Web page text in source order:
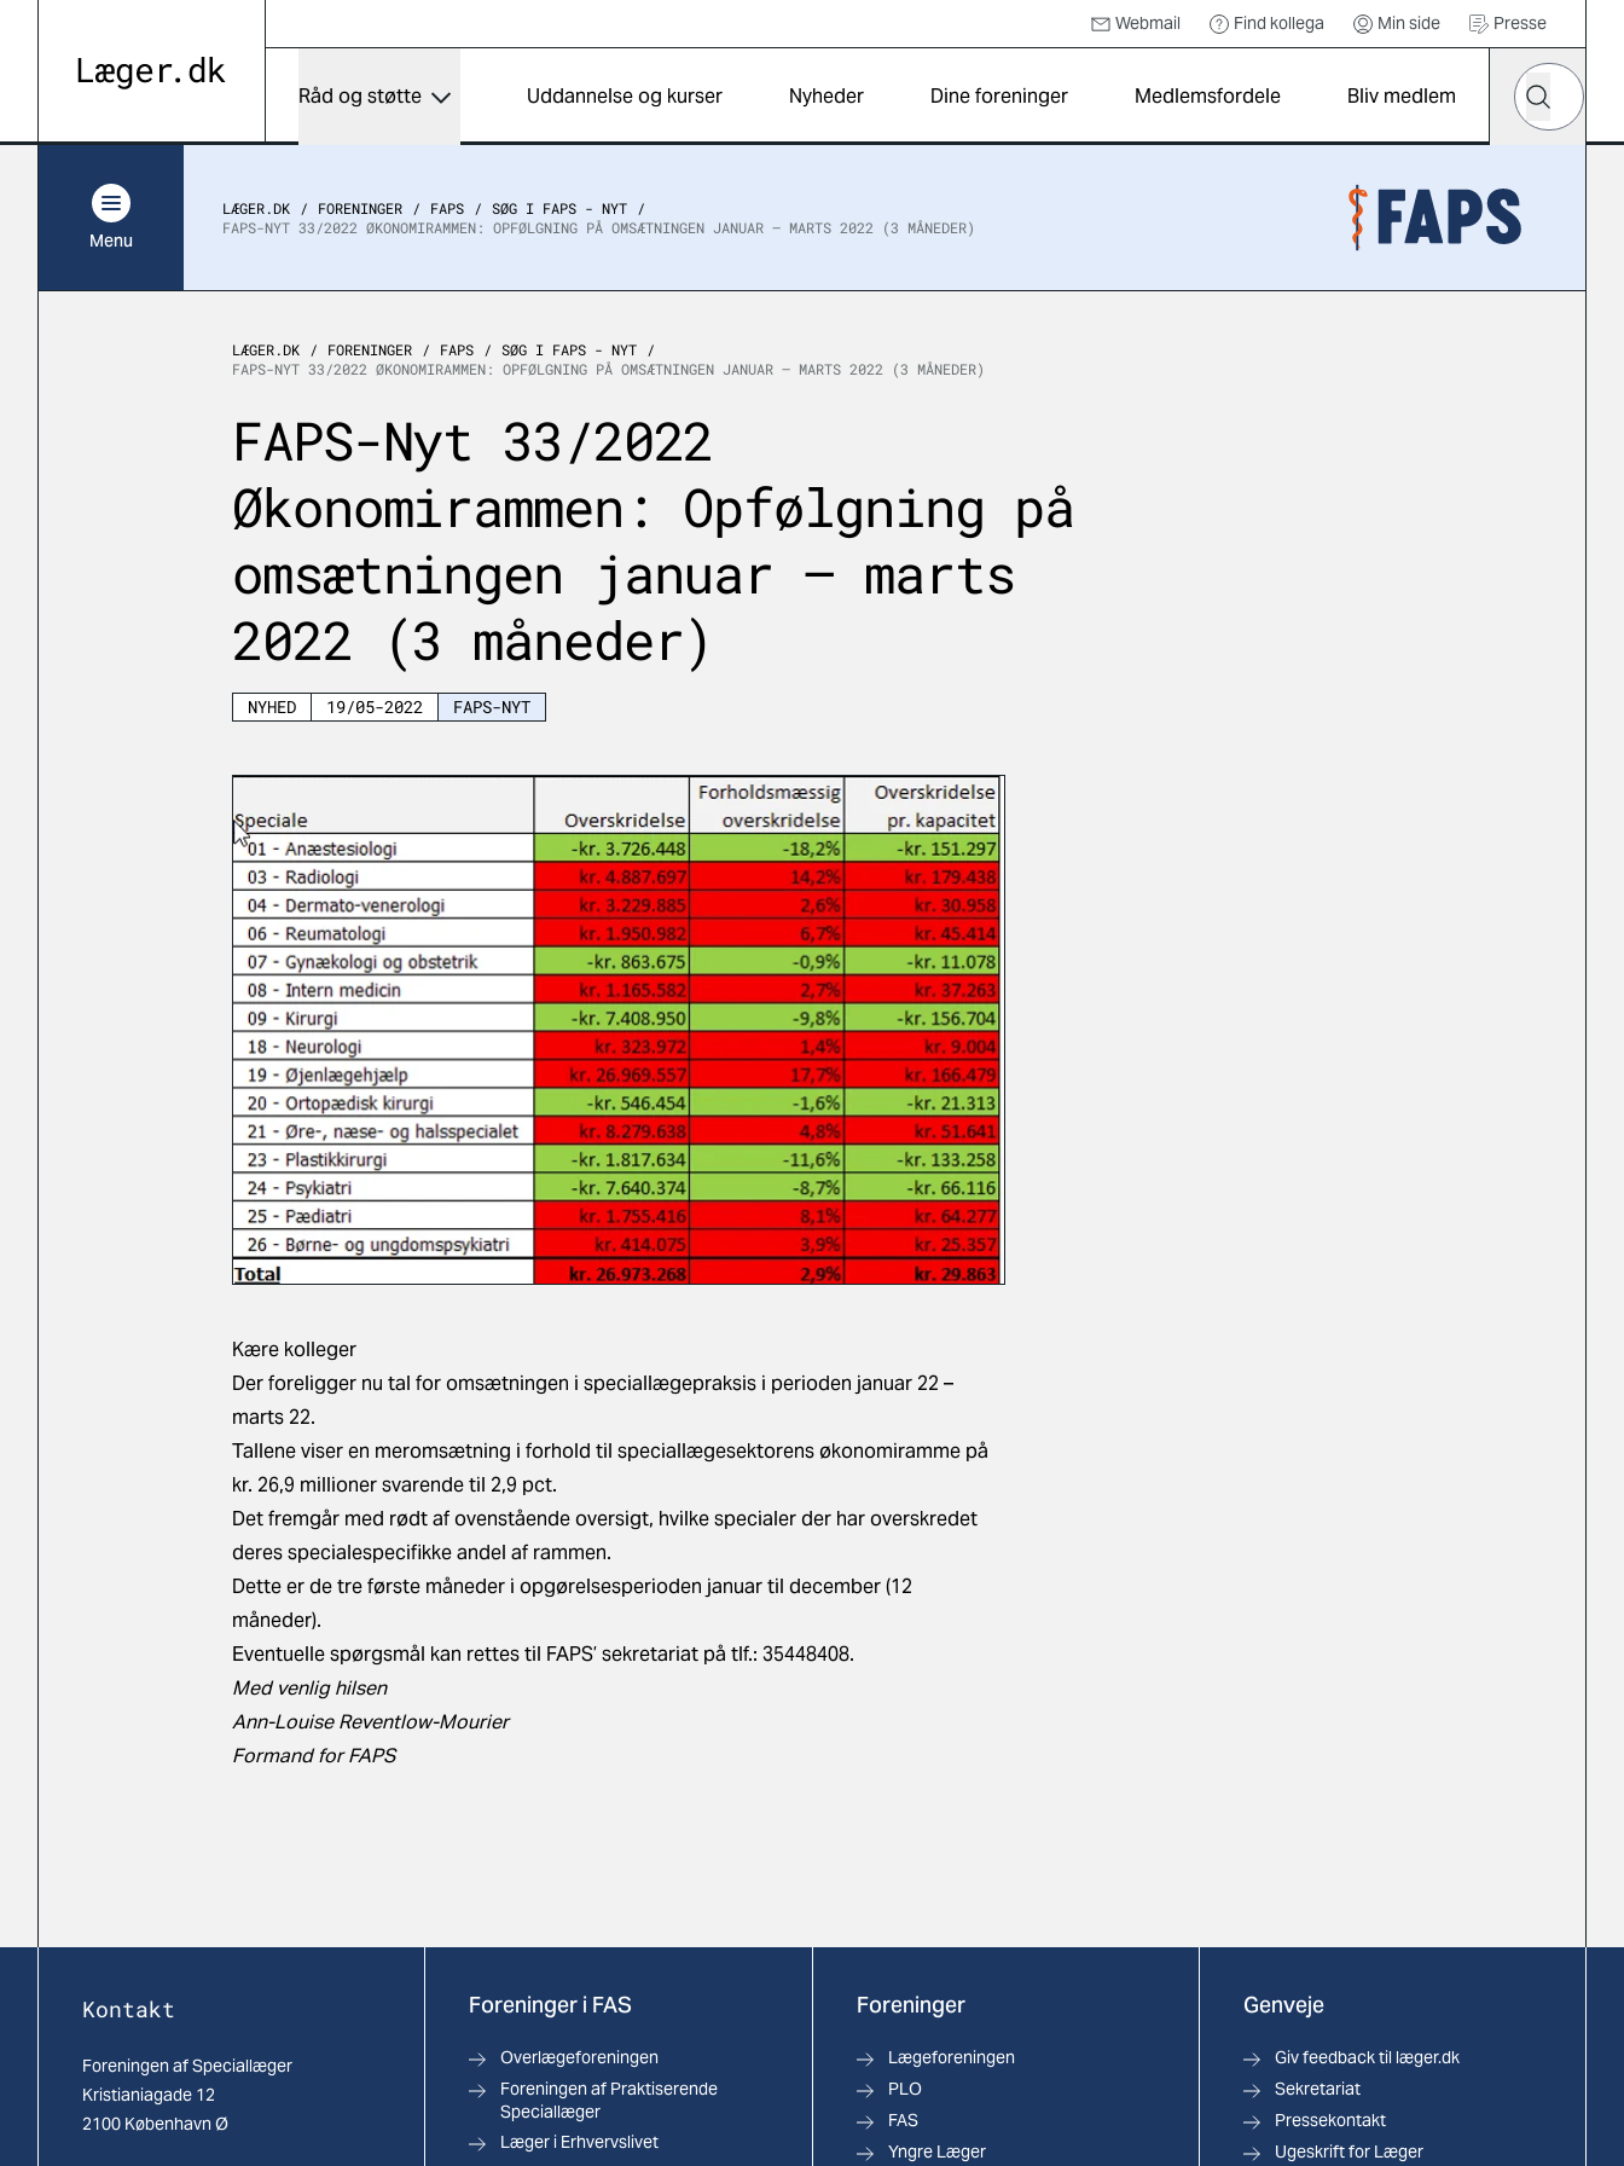
Webmail Find kollega Min side Presse
Råd og støtte Uddannelse og kurser Nyheder Dine foreninger Medlemsfordele Bliv medlem
Hvad leder
Søg
Menu
LÆGER.DK FORENINGER FAPS
SØG I FAPS - NYT
FAPS-NYT 33/2022 ØKONOMIRAMMEN: OPFØLGNING PÅ OMSÆTNINGEN JANUAR – MARTS 2022 (3 MÅNEDER)
LÆGER.DK FORENINGER FAPS
SØG I FAPS - NYT
FAPS-NYT 33/2022 ØKONOMIRAMMEN: OPFØLGNING PÅ OMSÆTNINGEN JANUAR – MARTS 2022 (3 MÅNEDER)
FAPS-Nyt 33/2022
Økonomirammen: Opfølgning på
omsætningen januar – marts
2022 (3 måneder)
NYHED 19/05-2022 FAPS-NYT
Kære kolleger
Der foreligger nu tal for omsætningen i speciallægepraksis i perioden januar 22 –
marts 22.
Tallene viser en meromsætning i forhold til speciallægesektorens økonomiramme på
kr. 26,9 millioner svarende til 2,9 pct.
Det fremgår med rødt af ovenstående oversigt, hvilke specialer der har overskredet
deres specialespecifikke andel af rammen.
Dette er de tre første måneder i opgørelsesperioden januar til december (12
måneder).
Eventuelle spørgsmål kan rettes til FAPS’ sekretariat på tlf.: 35448408.
Med venlig hilsen
Ann-Louise Reventlow-Mourier
Formand for FAPS
Kontakt
Foreningen af Speciallæger
Kristianiagade 12
2100 København Ø
Foreninger i FAS
Overlægeforeningen
Foreningen af Praktiserende
Speciallæger
Læger i Erhvervslivet
Foreninger
Lægeforeningen
PLO
FAS
Yngre Læger
Genveje
Giv feedback til læger.dk
Sekretariat
Pressekontakt
Ugeskrift for Læger